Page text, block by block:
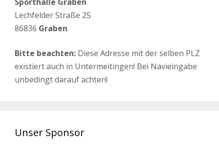
Lechfelder Straße 25
86836 Graben
Bitte beachten: Diese Adresse mit der selben PLZ
existiert auch in Untermeitingen! Bei Navieingabe
unbedingt darauf achten!
Unser Sponsor